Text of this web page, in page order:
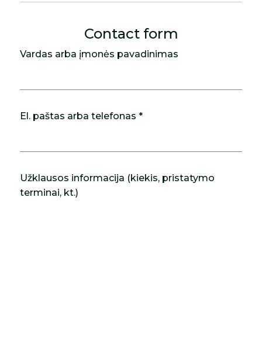
Contact form
Vardas arba įmonės pavadinimas
El. paštas arba telefonas *
Užklausos informacija (kiekis, pristatymo
terminai, kt.)